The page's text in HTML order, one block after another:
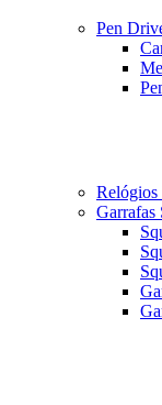
Pen
Relógios
Garrafas